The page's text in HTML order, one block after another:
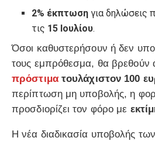
2% έκπτωσηγια δηλώσεις
τις 15 Ιουλίου.
Όσοι καθυστερήσουν ή δεν
τους εμπρόθεσμα, θα βρεθούν
πρόστιμα τουλάχιστον 100
περίπτωση μη υποβολής, η
προσδιορίζει τον φόρο με
Η νέα διαδικασία υποβολής